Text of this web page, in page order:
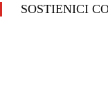
SOSTIENICI